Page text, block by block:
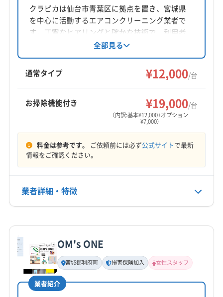
宮城県仙台市青葉区本町1-5-28 カ-ニ-プレイス仙台駅
前通603号
仙台市泉区
岩沼市
多賀城市
宮城郡松島町
もっと見る
8:00〜21:00
定休日
電話番号
0120-549-526
公式サイトを見る
クラピカは仙台市青葉区に拠点を置き、宮城県
を中心に活動するエアコンクリーニング業者で
す。丁寧なヒアリングと確かな技術で、利用者
の生活環境を快適にすることを目指していま
す。2台目以降の割引や抗菌コート、女性スタッ
フ同行可能など、サービスも充実しています。
全部見る
通常タイプ ¥12,000/台
お掃除機能付き ¥19,000/台
（内訳:基本¥12,000+オプション
¥7,000）
料金は参考です。 ご依頼前には必ず公式サイトで最新
情報をご確認ください。
業者詳細・特徴
基本情報
代表者名
海山晃
所在地
OM's ONE
宮城郡利府町 損害保険加入 女性スタッフ
業者紹介